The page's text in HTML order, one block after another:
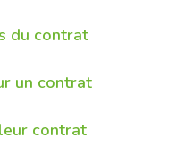
du contrat
un contrat
contrat